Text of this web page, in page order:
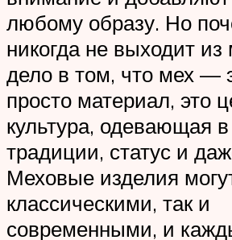
любому образу. Но
никогда не выходит
дело в том, что мех —
просто материал, это
культура, одевающая
традиции, статус и
Меховые изделия
классическими, так и
современными, и